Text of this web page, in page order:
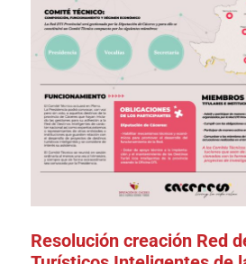
Resolución creación Red